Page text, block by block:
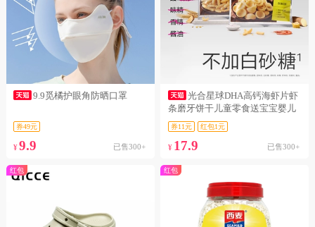
9.9觅橘护眼角防晒口罩
券49元
¥ 9.9 已售300+
光合星球DHA高钙海虾片虾
条磨牙饼干儿童零食送宝宝婴儿
辅食谱
券11元 红包1元
¥ 17.9 已售300+
红包 红包